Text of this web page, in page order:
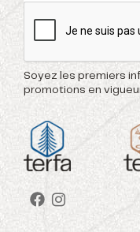
Soyez les premiers
promotions en